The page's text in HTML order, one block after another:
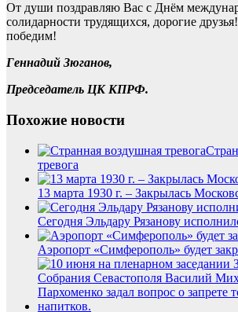
От души поздравляю Вас с Днём
солидарности трудящихся, дорогие
победим!
Геннадий Зюганов,
Председатель ЦК КПРФ.
Похожие новости
тревога
13 марта 1930 г. – Закрылась
Сегодня Эльдару Рязанову
Аэропорт «Симферополь» будет